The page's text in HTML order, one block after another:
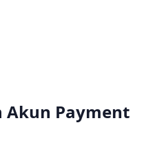
Akun Payment